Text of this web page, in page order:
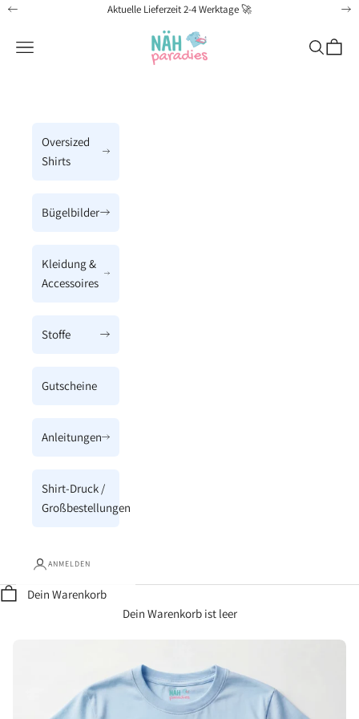
Zum Inhalt springen
Zurück Aktuelle Lieferzeit 2-4 Werktage 🚀 Vor
Näh-Paradies
Menü Suchen
Oversized
Shirts
Bügelbilder
Kleidung &
Accessoires
Stoffe
Gutscheine
Anleitungen
Shirt-Druck /
Großbestellungen
ANMELDEN
Dein Warenkorb
Dein Warenkorb ist leer